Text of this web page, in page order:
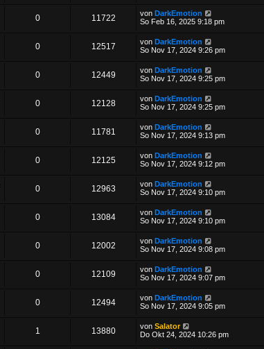
0 11722 von DarkEmotion
So Feb 16, 2025 9:18 pm
0 12517 von DarkEmotion
So Nov 17, 2024 9:26 pm
0 12449 von DarkEmotion
So Nov 17, 2024 9:25 pm
0 12128 von DarkEmotion
So Nov 17, 2024 9:25 pm
0 11781 von DarkEmotion
So Nov 17, 2024 9:13 pm
0 12125 von DarkEmotion
So Nov 17, 2024 9:12 pm
0 12963 von DarkEmotion
So Nov 17, 2024 9:10 pm
0 13084 von DarkEmotion
So Nov 17, 2024 9:10 pm
0 12002 von DarkEmotion
So Nov 17, 2024 9:08 pm
0 12109 von DarkEmotion
So Nov 17, 2024 9:07 pm
0 12494 von DarkEmotion
So Nov 17, 2024 9:05 pm
1 13880 von Salator
Do Okt 24, 2024 10:26 pm